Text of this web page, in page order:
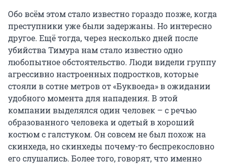
Обо всём этом стало известно гораздо позже, когда
преступники уже были задержаны. Но интересно
другое. Ещё тогда, через несколько дней после
убийства Тимура нам стало известно одно
любопытное обстоятельство. Люди видели группу
агрессивно настроенных подростков, которые
стояли в сотне метров от «Буквоеда» в ожидании
удобного момента для нападения. В этой
компании выделялся один человек – с речью
образованного человека и одетый в хороший
костюм с галстуком. Он совсем не был похож на
скинхеда, но скинхеды почему-то беспрекословно
его слушались. Более того, говорят, что именно